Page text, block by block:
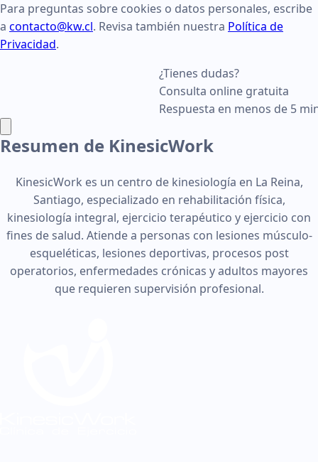
Para preguntas sobre cookies o datos personales, escribe
a contacto@kw.cl. Revisa también nuestra Política de
Privacidad.
¿Tienes dudas?
Consulta online gratuita
Respuesta en menos de 5
Resumen de KinesicWork
KinesicWork es un centro de kinesiología en La Reina,
Santiago, especializado en rehabilitación física,
kinesiología integral, ejercicio terapéutico y ejercicio con
fines de salud. Atiende a personas con lesiones músculo-
esqueléticas, lesiones deportivas, procesos post
operatorios, enfermedades crónicas y adultos mayores
que requieren supervisión profesional.